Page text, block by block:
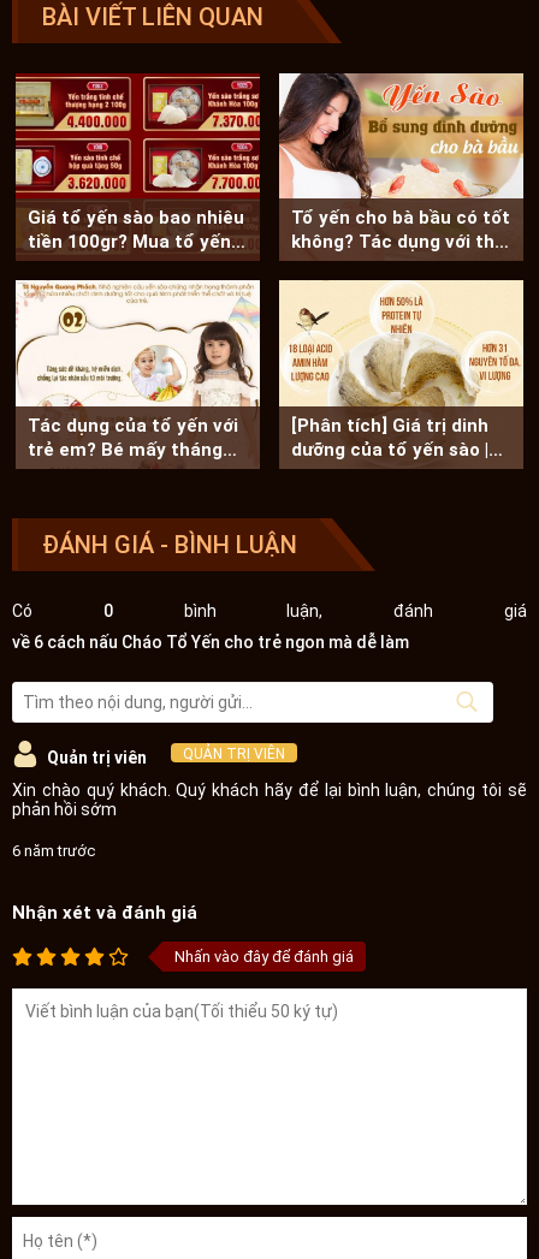
BÀI VIẾT LIÊN QUAN
Giá tổ yến sào bao nhiêu
tiền 100gr? Mua tổ yến ở
đâu tốt?
Tổ yến cho bà bầu có tốt
không? Tác dụng với thai
nhi
Tác dụng của tổ yến với
trẻ em? Bé mấy tháng
ăn được yến?
[Phân tích] Giá trị dinh
dưỡng của tổ yến sào |
Onplaza
ĐÁNH GIÁ - BÌNH LUẬN
Có 0bình luận, đánh giá
về 6 cách nấu Cháo Tổ Yến cho trẻ ngon mà dễ làm
Quản trị viên QUẢN TRỊ VIÊN
Xin chào quý khách. Quý khách hãy để lại bình luận, chúng tôi sẽ
phản hồi sớm
6 năm trước
Nhận xét và đánh giá
Nhấn vào đây để đánh giá